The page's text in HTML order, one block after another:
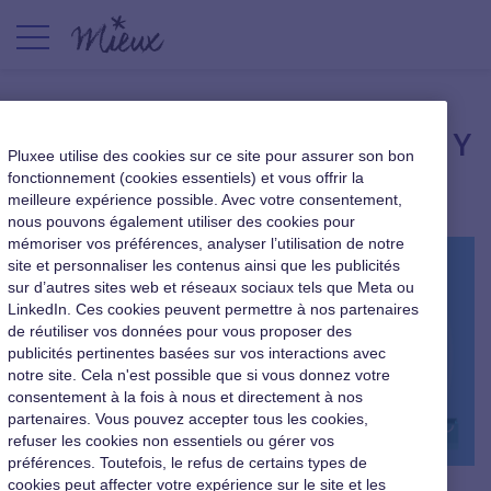
Les attentes de la génération Y
Nouveaux usages au travail|22 juillet 2015
Pluxee utilise des cookies sur ce site pour assurer son bon
fonctionnement (cookies essentiels) et vous offrir la
meilleure expérience possible. Avec votre consentement,
nous pouvons également utiliser des cookies pour
mémoriser vos préférences, analyser l’utilisation de notre
site et personnaliser les contenus ainsi que les publicités
sur d’autres sites web et réseaux sociaux tels que Meta ou
LinkedIn. Ces cookies peuvent permettre à nos partenaires
de réutiliser vos données pour vous proposer des
publicités pertinentes basées sur vos interactions avec
notre site. Cela n'est possible que si vous donnez votre
consentement à la fois à nous et directement à nos
partenaires. Vous pouvez accepter tous les cookies,
refuser les cookies non essentiels ou gérer vos
préférences. Toutefois, le refus de certains types de
cookies peut affecter votre expérience sur le site et les